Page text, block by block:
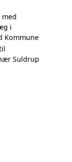
i
Kommune
Suldrup